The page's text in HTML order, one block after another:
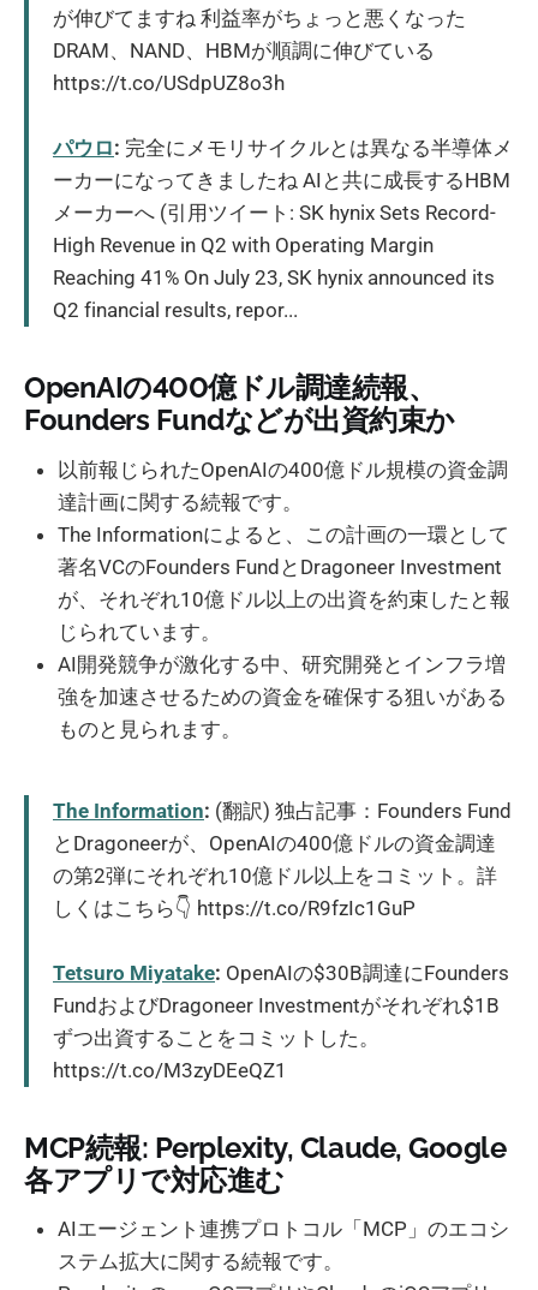
が伸びてますね 利益率がちょっと悪くなった
DRAM、NAND、HBMが順調に伸びている
https://t.co/USdpUZ8o3h
パウロ: 完全にメモリサイクルとは異なる半導体メ
ーカーになってきましたね AIと共に成長するHBM
メーカーへ (引用ツイート: SK hynix Sets Record-
High Revenue in Q2 with Operating Margin
Reaching 41% On July 23, SK hynix announced its
Q2 financial results, repor...
OpenAIの400億ドル調達続報、
Founders Fundなどが出資約束か
以前報じられたOpenAIの400億ドル規模の資金調
達計画に関する続報です。
The Informationによると、この計画の一環として
著名VCのFounders FundとDragoneer Investment
が、それぞれ10億ドル以上の出資を約束したと報
じられています。
AI開発競争が激化する中、研究開発とインフラ増
強を加速させるための資金を確保する狙いがある
ものと見られます。
The Information: (翻訳) 独占記事：Founders Fund
とDragoneerが、OpenAIの400億ドルの資金調達
の第2弾にそれぞれ10億ドル以上をコミット。詳
しくはこちら👇 https://t.co/R9fzIc1GuP
Tetsuro Miyatake: OpenAIの$30B調達にFounders
FundおよびDragoneer Investmentがそれぞれ$1B
ずつ出資することをコミットした。
https://t.co/M3zyDEeQZ1
MCP続報: Perplexity, Claude, Google
各アプリで対応進む
AIエージェント連携プロトコル「MCP」のエコシ
ステム拡大に関する続報です。